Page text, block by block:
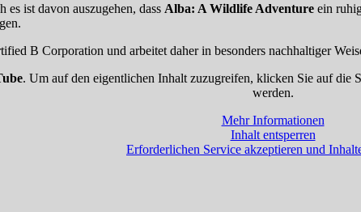
ist davon auszugehen, dass Alba: A Wildlife Adventure ein
B Corporation und arbeitet daher in besonders nachhaltiger
. Um auf den eigentlichen Inhalt zuzugreifen, klicken Sie auf die
werden.
Mehr Informationen
Inhalt entsperren
Erforderlichen Service akzeptieren und